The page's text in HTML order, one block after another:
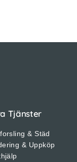
Tjänster
& Städ
& Uppköp